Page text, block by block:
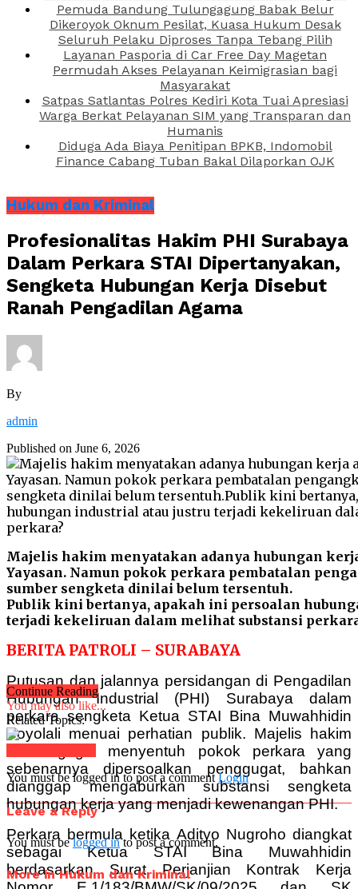
Pemuda Bandung Tulungagung Babak Belur
Dikeroyok Oknum Pesilat, Kuasa Hukum Desak
Seluruh Pelaku Diproses Tanpa Tebang Pilih
Layanan Pasporia di Car Free Day Magetan
Permudah Akses Pelayanan Keimigrasian bagi
Masyarakat
Satpas Satlantas Polres Kediri Kota Tuai Apresiasi
Warga Berkat Pelayanan SIM yang Transparan dan
Humanis
Diduga Ada Biaya Penitipan BPKB, Indomobil
Finance Cabang Tuban Bakal Dilaporkan OJK
Hukum dan Kriminal
Profesionalitas Hakim PHI Surabaya
Dalam Perkara STAI Dipertanyakan,
Sengketa Hubungan Kerja Disebut
Ranah Pengadilan Agama
By
admin
Published on June 6, 2026
Majelis hakim menyatakan adanya hubungan
Yayasan. Namun pokok perkara pembatalan
sumber sengketa dinilai belum tersentuh.
Publik kini bertanya, apakah ini persoalan
terjadi kekeliruan dalam melihat substansi
BERITA PATROLI – SURABAYA
Putusan dan jalannya persidangan di Pengadilan
Hubungan Industrial (PHI) Surabaya dalam
perkara sengketa Ketua STAI Bina Muwahhidin
Boyolali menuai perhatian publik. Majelis hakim
dinilai gagal menyentuh pokok perkara yang
sebenarnya dipersoalkan penggugat, bahkan
dianggap mengaburkan substansi sengketa
hubungan kerja yang menjadi kewenangan PHI.
Perkara bermula ketika Adityo Nugroho diangkat
sebagai Ketua STAI Bina Muwahhidin
berdasarkan Surat Perjanjian Kontrak Kerja
Continue Reading
You may also like...
Related Topics:
You must be logged in to post a commentLogin
Leave a Reply
You must belogged into post a comment.
More in Hukum dan Kriminal